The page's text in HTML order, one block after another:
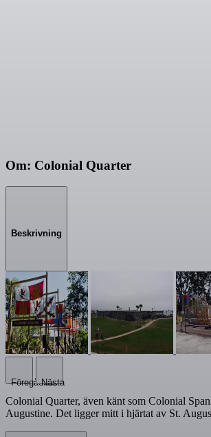
Om: Colonial Quarter
Beskrivning
Föregående
Nästa
Colonial Quarter, även känt som Colonial
Augustine. Det ligger mitt i hjärtat av St.